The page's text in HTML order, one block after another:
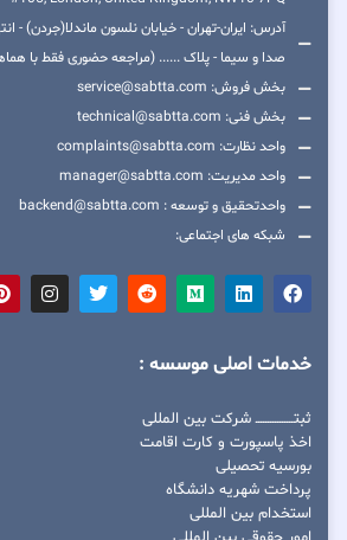
آدرس: ایران-تهران - خیابان نلسون ماندلا(جردن) -
صدا و سیما - پلاک ...... (مراجعه حضوری فقط با
بخش فروش: service@sabtta.com
بخش فنی: technical@sabtta.com
واحد نظارت: complaints@sabtta.com
واحد مدیریت: manager@sabtta.com
واحدتحقیق و توسعه : backend@sabtta.com
شبکه های اجتماعی:
خدمات اصلی موسسه :
ثبتــــــــــــــــ شرکت بین المللی
اخذ پاسپورت و کارت اقامت
بورسیه تحصیلی
پرداخت شهریه دانشگاه
استخدام بین المللی